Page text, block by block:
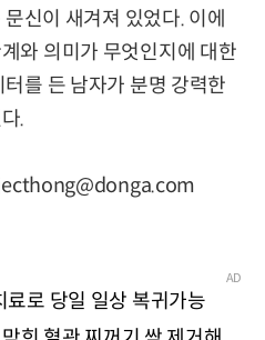
신이 새겨져 있었다. 이에
와 의미가 무엇인지에 대한
를 든 남자가 분명 강력한
.